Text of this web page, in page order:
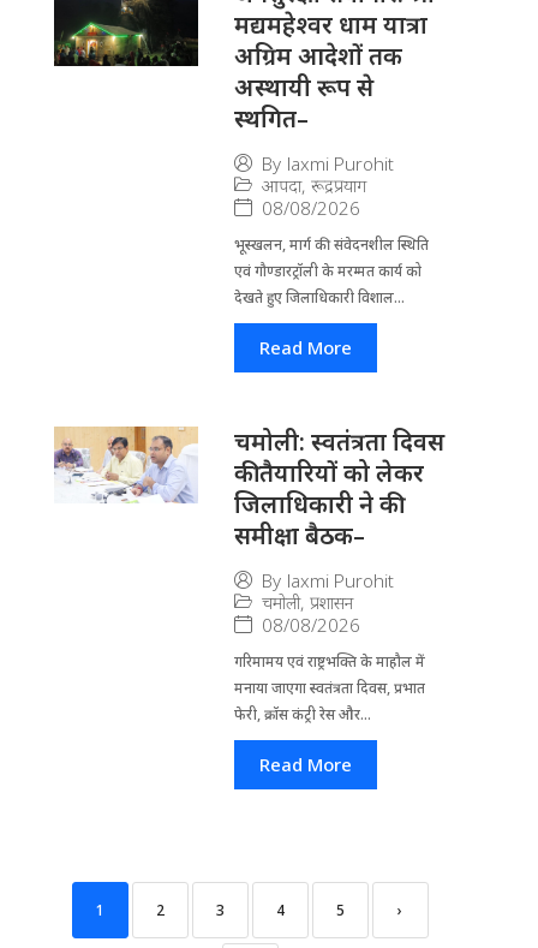
मद्यमहेश्वर धाम यात्रा
अग्रिम आदेशों तक
अस्थायी रूप से
स्थगित–
By laxmi Purohit
आपदा, रूद्रप्रयाग
08/08/2026
भूस्खलन, मार्ग की संवेदनशील स्थिति
एवं गौण्डारट्रॉली के मरम्मत कार्य को
देखते हुए जिलाधिकारी विशाल...
Read More
चमोली: स्वतंत्रता दिवस
की तैयारियों को लेकर
जिलाधिकारी ने की
समीक्षा बैठक–
By laxmi Purohit
चमोली, प्रशासन
08/08/2026
गरिमामय एवं राष्ट्रभक्ति के माहौल में
मनाया जाएगा स्वतंत्रता दिवस, प्रभात
फेरी, क्रॉस कंट्री रेस और...
Read More
1 2 3 4 5 ›